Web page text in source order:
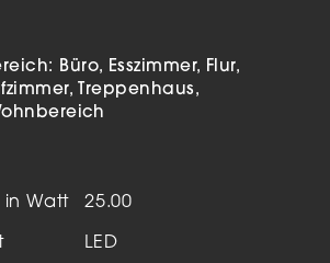
Büro Esszimmer
Flur
Treppenhaus
in Watt 25.00
LED